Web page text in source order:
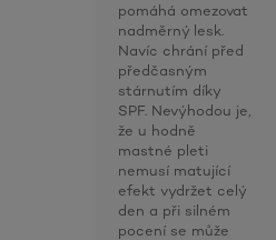
pomáhá omezovat
nadměrný lesk.
Navíc chrání před
předčasným
stárnutím díky
SPF. Nevýhodou je,
že u hodně
mastné pleti
nemusí matující
efekt vydržet celý
den a při silném
pocení se může